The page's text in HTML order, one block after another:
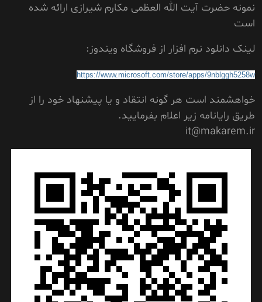
نمونه حضرت آیت الله العظمی مکارم شیرازی ارائه شده
است
لینک دانلود نرم افزار از فروشگاه ویندوز:
https://www.microsoft.com/store/apps/9nblggh5258w
خواهشمند است هر گونه انتقاد و یا پیشنهاد خود را از
طریق رایانامه زیر اعلام بفرمایید.
it@makarem.ir